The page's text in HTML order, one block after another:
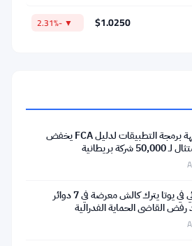
$1.0250
▼ -2.31%
إطلاق واجهة برمجة التطبيقات لدليل FCA يخفض
بريطانية
حكم قضائي في يوتا يترك كالش معرضة في 7 دوائر
رفض القاضي الحماية الفدرالية